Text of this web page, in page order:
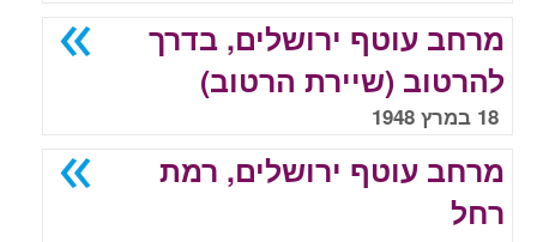
מרחב עוטף ירושלים, בדרך
להרטוב (שיירת הרטוב)
18 במרץ 1948
מרחב עוטף ירושלים, רמת
רחל